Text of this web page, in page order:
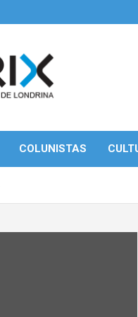
COLUNISTAS